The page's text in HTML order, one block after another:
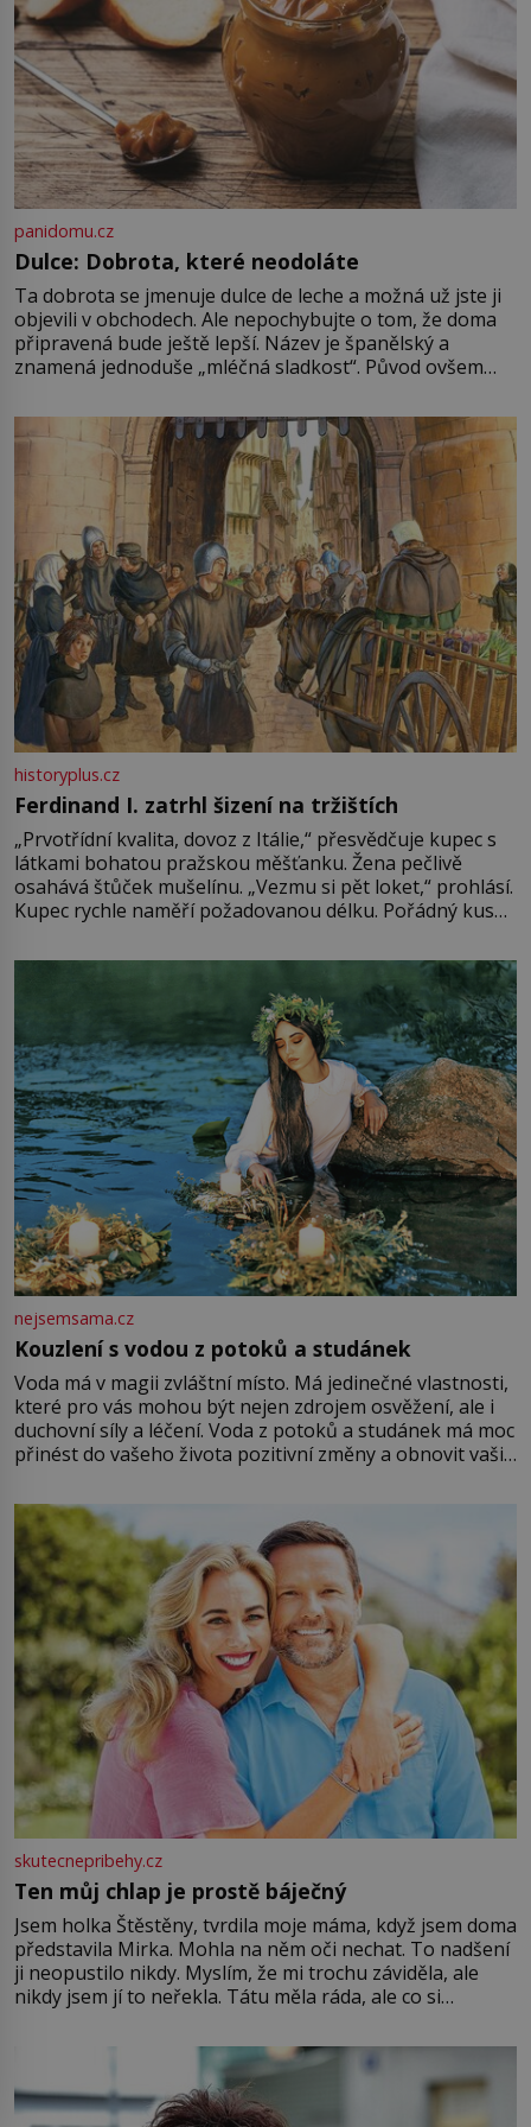
panidomu.cz
Dulce: Dobrota, které neodoláte
Ta dobrota se jmenuje dulce de leche a možná už jste ji
objevili v obchodech. Ale nepochybujte o tom, že doma
připravená bude ještě lepší. Název je španělský a
znamená jednoduše „mléčná sladkost“. Původ ovšem
pře hned několik latinskoamerických zemí a k tomu
Francie, kde se traduje,
historyplus.cz
Ferdinand I. zatrhl šizení na tržištích
„Prvotřídní kvalita, dovoz z Itálie,“ přesvědčuje kupec s
látkami bohatou pražskou měšťanku. Žena pečlivě
osahává štůček mušelínu. „Vezmu si pět loket,“ prohlásí.
Kupec rychle naměří požadovanou délku. Pořádný kus
milostpaní. Stačí jenom na sukni,“ zhodnotí švadlena
množství růžového mušelínu. „Ošidili vás, podívejte.“
nejsemsama.cz
Kouzlení s vodou z potoků a studánek
Voda má v magii zvláštní místo. Má jedinečné vlastnosti,
které pro vás mohou být nejen zdrojem osvěžení, ale i
duchovní síly a léčení. Voda z potoků a studánek má moc
přinést do vašeho života pozitivní změny a obnovit vaši
můžete obohatit své rituály a přinést do svého života
větší harmonii a klid. Je důležité
skutecnepribehy.cz
Ten můj chlap je prostě báječný
Jsem holka Štěstěny, tvrdila moje máma, když jsem doma
představila Mirka. Mohla na něm oči nechat. To nadšení
ji neopustilo nikdy. Myslím, že mi trochu záviděla, ale
nikdy jsem jí to neřekla. Tátu měla ráda, ale co si
Jsme spolu moc rádi Tehdy byla jiná doba, když